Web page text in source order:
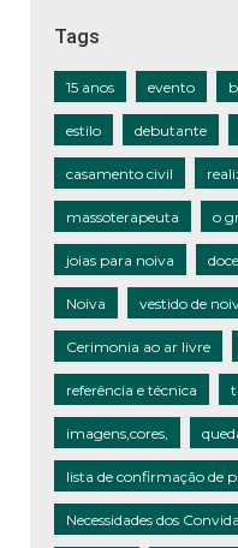
Tags
15 anos evento
estilo debutante
casamento civil
massoterapeuta o
joias para noiva
Noiva vestido de
Cerimonia ao ar livre
referência e técnica
imagens,cores,
lista de confirmação de
Necessidades dos